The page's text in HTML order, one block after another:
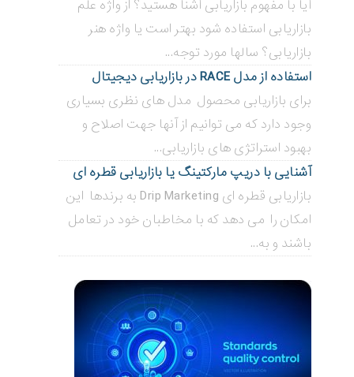
آیا با مفهوم بازاریابی آشنا هستید؟ از واژه علم
بازاریابی استفاده شود بهتر است یا واژه هنر
بازاریابی؟ سالها مورد توجه...
استفاده از مدل RACE در بازاریابی دیجیتال
برای بازاریابی محصول مدل های نظری بسیاری
وجود دارد که می توانیم از آنها جهت اصلاح و
بهبود استراتژی های بازاریابی...
آشنایی با دریپ مارکتینگ یا بازاریابی قطره ای
بازاریابی قطره ای Drip Marketing به برندها این
امکان را می دهد که با مخاطبان خود در تعامل
باشند و به...